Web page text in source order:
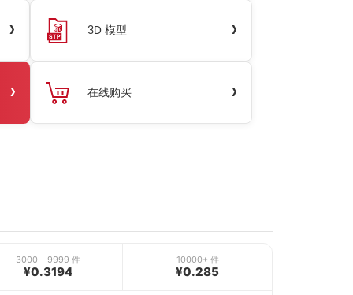
›
3D 模型
›
›
在线购买 ›
3000 – 9999 件
¥0.3194
10000+ 件
¥0.285